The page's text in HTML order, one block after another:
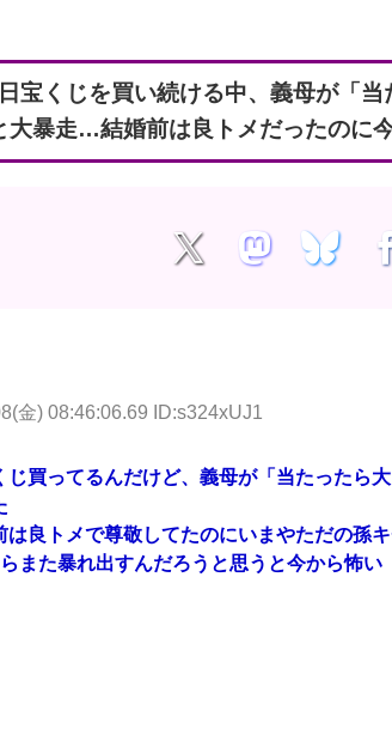
宝くじを買い続ける中、義母が「
大暴走…結婚前は良トメだったのに
金) 08:46:06.69 ID:s324xUJ1
じ買ってるんだけど、義母が「当たったら
は良トメで尊敬してたのにいまやただの孫
また暴れ出すんだろうと思うと今から怖い